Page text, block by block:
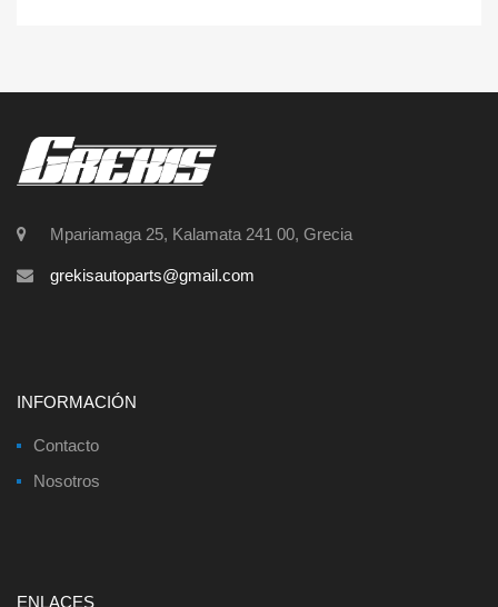
Mpariamaga 25, Kalamata 241 00, Grecia
grekisautoparts@gmail.com
INFORMACIÓN
Contacto
Nosotros
ENLACES